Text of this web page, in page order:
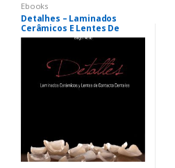
Ebooks
Detalhes – Laminados
Cerâmicos E Lentes De
Contato Dentais – Espanhol